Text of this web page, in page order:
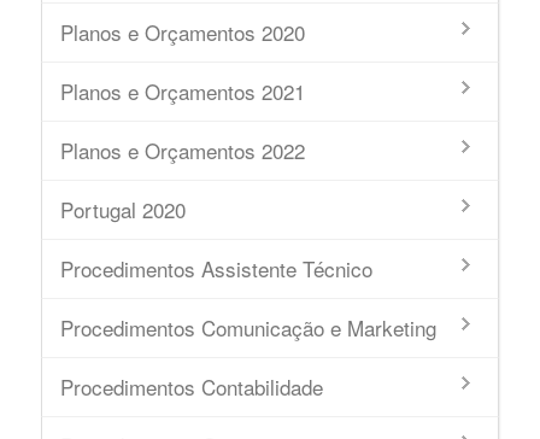
Planos e Orçamentos 2020
Planos e Orçamentos 2021
Planos e Orçamentos 2022
Portugal 2020
Procedimentos Assistente Técnico
Procedimentos Comunicação e Marketing
Procedimentos Contabilidade